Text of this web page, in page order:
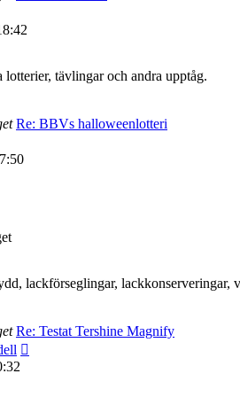
tävlingar och andra upptåg.
Re: BBVs halloweenlotteri
lackförseglingar, lackkonserveringar,
Re: Testat Tershine Magnify